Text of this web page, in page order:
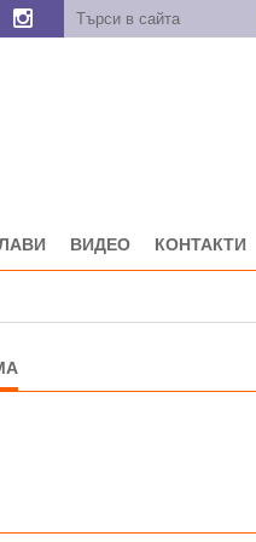
ВИДЕО КОНТАКТИ